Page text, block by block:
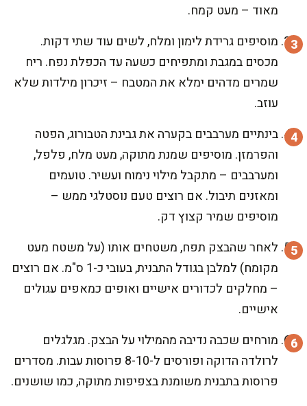
מאוד – מעט קמח.
מוסיפים גרידת לימון ומלח, לשים עוד שתי דקות.
מכסים במגבת ומתפיחים כשעה עד הכפלת נפח. ריח
שמרים מדהים ימלא את המטבח – זיכרון מילדות שלא
עוזב.
בינתיים מערבבים בקערה את גבינת הטבורוג, הפטה
והפרמזן. מוסיפים שמנת מתוקה, מעט מלח, פלפל,
ומערבבים – מתקבל מילוי נימוח ועשיר. טועמים
ומאזנים תיבול. אם רוצים טעם נוסטלגי ממש –
מוסיפים שמיר קצוץ דק.
לאחר שהבצק תפח, משטחים אותו (על משטח מעט
מקומח) למלבן בגודל התבנית, בעובי כ-1 ס"מ. אם רוצים
– מחלקים לכדורים אישיים ואופים כמאפים עגולים
אישיים.
מורחים שכבה נדיבה מהמילוי על הבצק. מגלגלים
לרולדה הדוקה ופורסים ל-8-10 פרוסות עבות. מסדרים
פרוסות בתבנית משומנת בצפיפות מתוקה, כמו שושנים.